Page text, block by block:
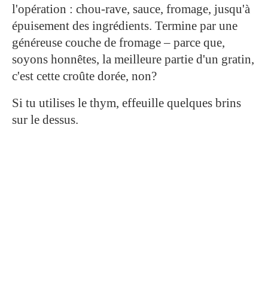
l'opération : chou-rave, sauce, fromage, jusqu'à
épuisement des ingrédients. Termine par une
généreuse couche de fromage – parce que,
soyons honnêtes, la meilleure partie d'un gratin,
c'est cette croûte dorée, non?
Si tu utilises le thym, effeuille quelques brins
sur le dessus.